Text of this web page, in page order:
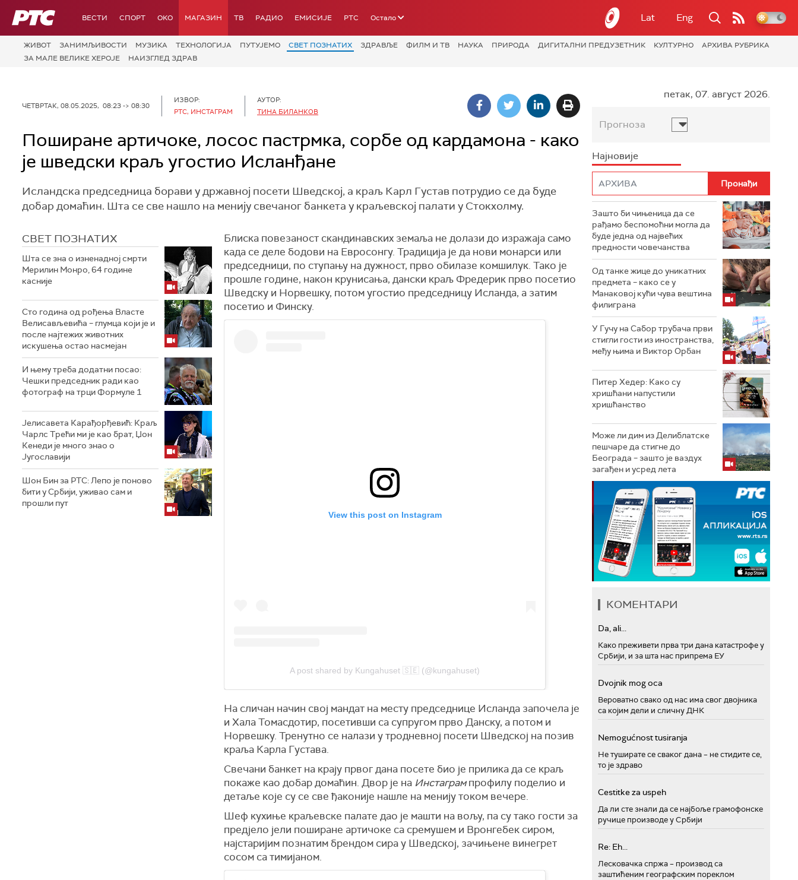
РТС ВЕСТИ СПОРТ OKO МАГАЗИН ТВ РАДИО ЕМИСИЈЕ РТС Остало Lat Eng
ЖИВОТ ЗАНИМЉИВОСТИ МУЗИКА ТЕХНОЛОГИЈA ПУТУЈЕМО СВЕТ ПОЗНАТИХ ЗДРАВЉЕ ФИЛМ И ТВ НАУКА ПРИРОДА ДИГИТАЛНИ ПРЕДУЗЕТНИК КУЛТУРНО
АРХИВА РУБРИКА
ЗА МАЛЕ ВЕЛИКЕ ХЕРОЈЕ
НАИЗГЛЕД ЗДРАВ
ЧЕТВРТАК, 08.05.2025, 08:23 -> 08:30
ИЗВОР:
РТС, ИНСТАГРАМ
АУТОР:
ТИНА БИЛАНКОВ
Поширане артичоке, лосос пастрмка, сорбе од кардамона - како
је шведски краљ угостио Исланђане
Исландска председница борави у државној посети Шведској, а краљ Карл Густав потрудио се да буде
добар домаћин. Шта се све нашло на менију свечаног банкета у краљевској палати у Стокхолму.
СВЕТ ПОЗНАТИХ
Шта се зна о изненадној смрти
Мерилин Монро, 64 године
касније
Сто година од рођења Власте
Велисављевића – глумца који је и
после најтежих животних
искушења остао насмејан
И њему треба додатни посао:
Чешки председник ради као
фотограф на трци Формуле 1
Јелисавета Карађорђевић: Краљ
Чарлс Трећи ми је као брат, Џон
Кенеди је много знао о
Југославији
Шон Бин за РТС: Лепо је поново
бити у Србији, уживао сам и
прошли пут
Блиска повезаност скандинавских земаља не долази до изражаја само
када се деле бодови на Евросонгу. Традиција је да нови монарси или
председници, по ступању на дужност, прво обилазе комшилук. Тако је
прошле године, након крунисања, дански краљ Фредерик прво посетио
Шведску и Норвешку, потом угостио председницу Исланда, а затим
посетио и Финску.
View this post on Instagram
A post shared by Kungahuset 🇸🇪 (@kungahuset)
На сличан начин свој мандат на месту председнице Исланда започела је
и Хала Томасдотир, посетивши са супругом прво Данску, а потом и
Норвешку. Тренутно се налази у тродневној посети Шведској на позив
краља Карла Густава.
Свечани банкет на крају првог дана посете био је прилика да се краљ
покаже као добар домаћин. Двор је на Инстагрампрофилу поделио и
детаље које су се све ђаконије нашле на менију током вечере.
Шеф кухиње краљевске палате дао је машти на вољу, па су тако гости за
предјело јели поширане артичоке са сремушем и Вронгебек сиром,
најстаријим познатим брендом сира у Шведској, зачињене винегрет
сосом са тимијаном.
петак, 07. август 2026.
Прогноза
Најновије
Зашто би чињеница да се
рађамо беспомоћни могла да
буде једна од највећих
предности човечанства
Од танке жице до уникатних
предмета – како се у
Манаковој кући чува вештина
филиграна
У Гучу на Сабор трубача први
стигли гости из иностранства,
међу њима и Виктор Орбан
Питер Хедер: Како су
хришћани напустили
хришћанство
Може ли дим из Делиблатске
пешчаре да стигне до
Београда – зашто је ваздух
загађен и усред лета
КОМЕНТАРИ
Da, ali...
Како преживети прва три дана катастрофе у
Србији, и за шта нас припрема ЕУ
Dvojnik mog oca
Вероватно свако од нас има свог двојника
са којим дели и сличну ДНК
Nemogućnost tusiranja
Не туширате се сваког дана – не стидите се,
то је здраво
Cestitke za uspeh
Да ли сте знали да се најбоље грамофонске
ручице производе у Србији
Re: Eh...
Лесковачка спржа – производ са
заштићеним географским пореклом